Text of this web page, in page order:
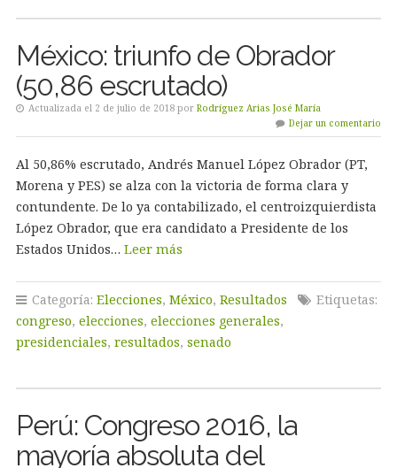
México: triunfo de Obrador
(50,86 escrutado)
Actualizada el 2 de julio de 2018 por Rodríguez Arias José María
Dejar un comentario
Al 50,86% escrutado, Andrés Manuel López Obrador (PT,
Morena y PES) se alza con la victoria de forma clara y
contundente. De lo ya contabilizado, el centroizquierdista
López Obrador, que era candidato a Presidente de los
Estados Unidos… Leer más
Categoría: Elecciones, México, Resultados
Etiquetas:
congreso, elecciones, elecciones generales,
presidenciales, resultados, senado
Perú: Congreso 2016, la
mayoría absoluta del